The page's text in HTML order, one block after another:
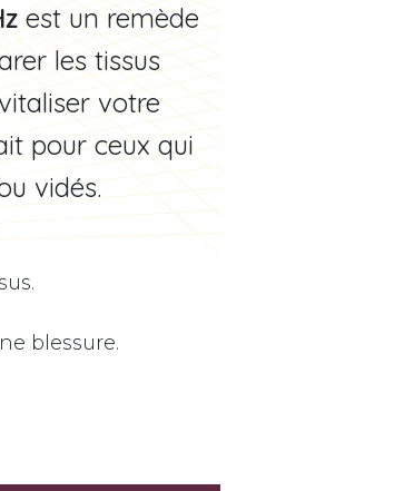
est un remède
les tissus
votre
pour ceux qui
vidés.
blessure.